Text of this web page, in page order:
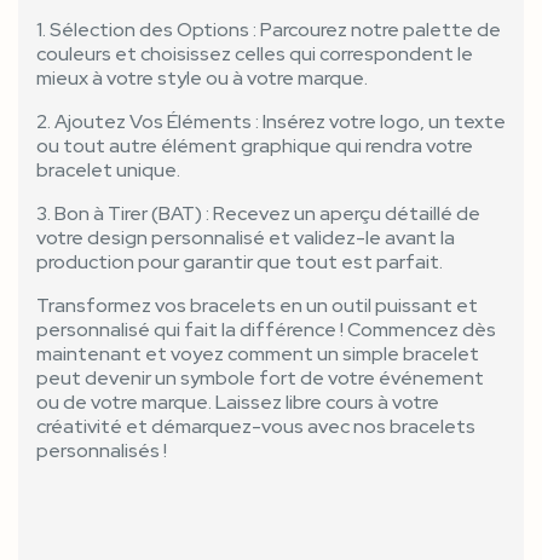
1. Sélection des Options : Parcourez notre palette de
couleurs et choisissez celles qui correspondent le
mieux à votre style ou à votre marque.
2. Ajoutez Vos Éléments : Insérez votre logo, un texte
ou tout autre élément graphique qui rendra votre
bracelet unique.
3. Bon à Tirer (BAT) : Recevez un aperçu détaillé de
votre design personnalisé et validez-le avant la
production pour garantir que tout est parfait.
Transformez vos bracelets en un outil puissant et
personnalisé qui fait la différence ! Commencez dès
maintenant et voyez comment un simple bracelet
peut devenir un symbole fort de votre événement
ou de votre marque. Laissez libre cours à votre
créativité et démarquez-vous avec nos bracelets
personnalisés !